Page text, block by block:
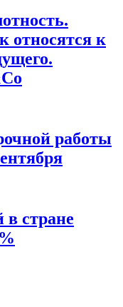
относятся к
работы
стране